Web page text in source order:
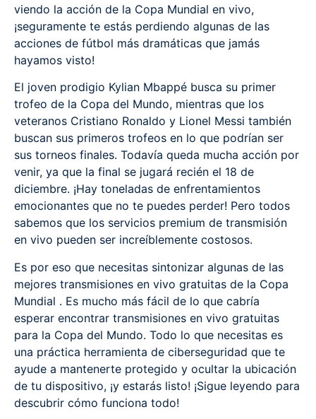
viendo la acción de la Copa Mundial en vivo,
¡seguramente te estás perdiendo algunas de las
acciones de fútbol más dramáticas que jamás
hayamos visto!
El joven prodigio Kylian Mbappé busca su primer
trofeo de la Copa del Mundo, mientras que los
veteranos Cristiano Ronaldo y Lionel Messi también
buscan sus primeros trofeos en lo que podrían ser
sus torneos finales. Todavía queda mucha acción por
venir, ya que la final se jugará recién el 18 de
diciembre. ¡Hay toneladas de enfrentamientos
emocionantes que no te puedes perder! Pero todos
sabemos que los servicios premium de transmisión
en vivo pueden ser increíblemente costosos.
Es por eso que necesitas sintonizar algunas de las
mejores transmisiones en vivo gratuitas de la Copa
Mundial . Es mucho más fácil de lo que cabría
esperar encontrar transmisiones en vivo gratuitas
para la Copa del Mundo. Todo lo que necesitas es
una práctica herramienta de ciberseguridad que te
ayude a mantenerte protegido y ocultar la ubicación
de tu dispositivo, ¡y estarás listo! ¡Sigue leyendo para
descubrir cómo funciona todo!